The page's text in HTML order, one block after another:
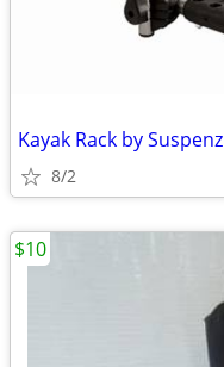
Kayak Rack by Suspenz
8/2
$10